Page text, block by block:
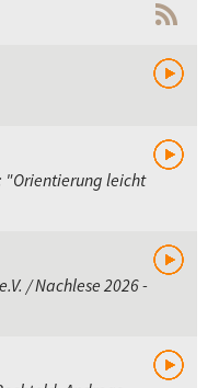
"Orientierung leicht
/ Nachlese 2026 -